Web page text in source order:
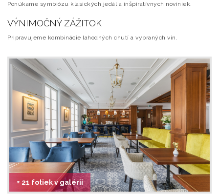
Ponúkame symbiózu klasických jedál a inšpiratívnych noviniek.
VÝNIMOČNÝ ZÁŽITOK
Pripravujeme kombinácie lahodných chutí a vybraných vín.
+ 21 fotiek v galérii